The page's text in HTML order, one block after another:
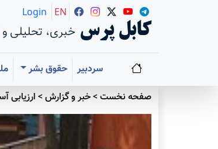
کابل پرس خبری، تحلیلی و
Login EN
سردبیر حقوق بشر
صفحه نخست>خبر و گزارش> ارزیابی